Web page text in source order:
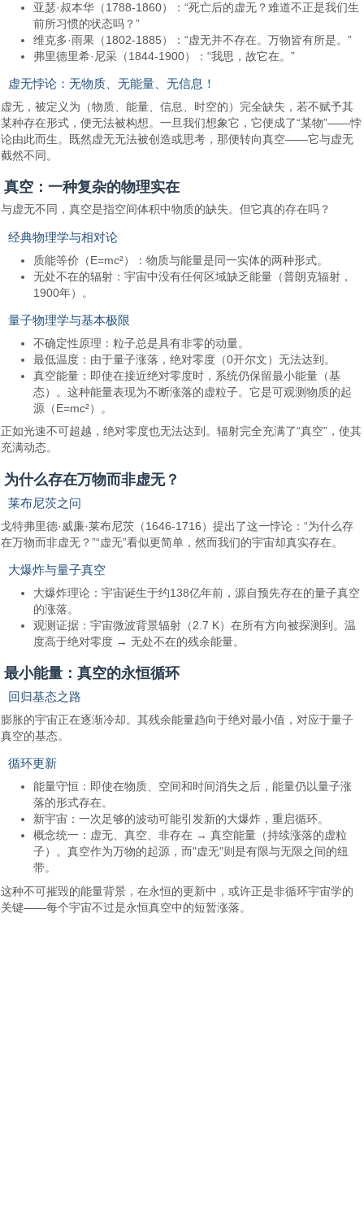
亚瑟·叔本华（1788-1860）：“死亡后的虚无？难道不正是我们生
前所习惯的状态吗？”
维克多·雨果（1802-1885）：“虚无并不存在。万物皆有所是。”
弗里德里希·尼采（1844-1900）：“我思，故它在。”
虚无悖论：无物质、无能量、无信息！
虚无，被定义为（物质、能量、信息、时空的）完全缺失，若不赋予其
某种存在形式，便无法被构想。一旦我们想象它，它便成了“某物”——悖
论由此而生。既然虚无无法被创造或思考，那便转向真空——它与虚无
截然不同。
真空：一种复杂的物理实在
与虚无不同，真空是指空间体积中物质的缺失。但它真的存在吗？
经典物理学与相对论
质能等价（E=mc²）：物质与能量是同一实体的两种形式。
无处不在的辐射：宇宙中没有任何区域缺乏能量（普朗克辐射，
1900年）。
量子物理学与基本极限
不确定性原理：粒子总是具有非零的动量。
最低温度：由于量子涨落，绝对零度（0开尔文）无法达到。
真空能量：即使在接近绝对零度时，系统仍保留最小能量（基
态）。这种能量表现为不断涨落的虚粒子。它是可观测物质的起
源（E=mc²）。
正如光速不可超越，绝对零度也无法达到。辐射完全充满了“真空”，使其
充满动态。
为什么存在万物而非虚无？
莱布尼茨之问
戈特弗里德·威廉·莱布尼茨（1646-1716）提出了这一悖论：“为什么存
在万物而非虚无？”“虚无”看似更简单，然而我们的宇宙却真实存在。
大爆炸与量子真空
大爆炸理论：宇宙诞生于约138亿年前，源自预先存在的量子真空
的涨落。
观测证据：宇宙微波背景辐射（2.7 K）在所有方向被探测到。温
度高于绝对零度 → 无处不在的残余能量。
最小能量：真空的永恒循环
回归基态之路
膨胀的宇宙正在逐渐冷却。其残余能量趋向于绝对最小值，对应于量子
真空的基态。
循环更新
能量守恒：即使在物质、空间和时间消失之后，能量仍以量子涨
落的形式存在。
新宇宙：一次足够的波动可能引发新的大爆炸，重启循环。
概念统一：虚无、真空、非存在 → 真空能量（持续涨落的虚粒
子）。真空作为万物的起源，而"虚无"则是有限与无限之间的纽
带。
这种不可摧毁的能量背景，在永恒的更新中，或许正是非循环宇宙学的
关键——每个宇宙不过是永恒真空中的短暂涨落。